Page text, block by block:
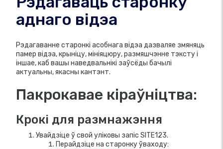
аднаго відэа
Рэдагаванне старонкі асобнага відэа дазваляе змяняць
памер відэа, крыніцу, мініяцюру, размяшчэнне тэксту і
іншае, каб вашы наведвальнікі заўсёды бачылі
актуальны, якасны кантэнт.
Пакрокавае кіраўніцтва:
Крокі для размнажэння
Увайдзіце ў свой уліковы запіс SITE123.
Перайдзіце на старонку ўваходу: